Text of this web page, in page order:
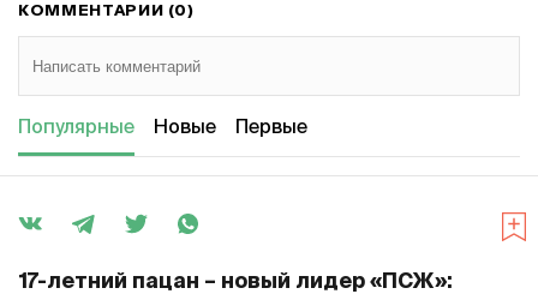
КОММЕНТАРИИ (0)
Популярные Новые Первые
17-летний пацан – новый лидер «ПСЖ»: